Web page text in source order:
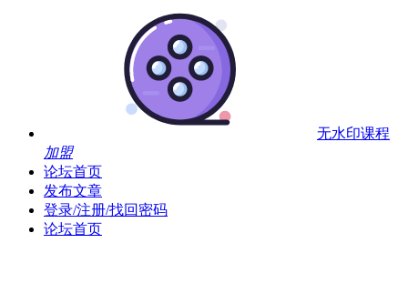
无水印课程
加盟
论坛首页
发布文章
登录/注册/找回密码
论坛首页